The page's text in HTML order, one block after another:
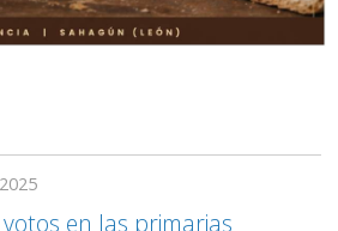
en las primarias